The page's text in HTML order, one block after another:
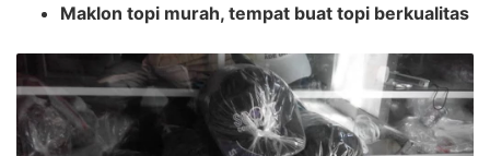
Maklon topi murah, tempat buat topi berkualitas